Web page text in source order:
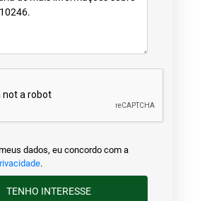
dados, eu concordo com a
.
TENHO INTERESSE